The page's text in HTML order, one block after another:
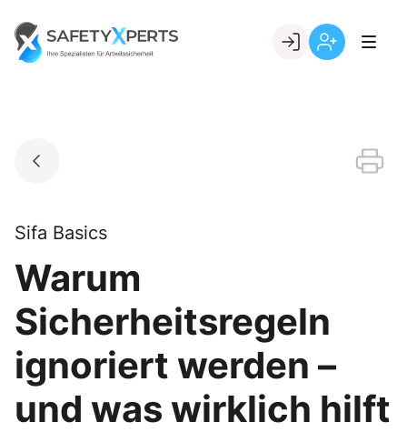
content
Go to landing page.
Sifa Basics
Warum
Sicherheitsregeln
ignoriert werden –
und was wirklich hilft